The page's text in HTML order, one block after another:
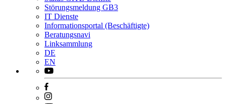
Störungsmeldung GB3
IT Dienste
Informationsportal (Beschäftigte)
Beratungsnavi
Linksammlung
DE
EN